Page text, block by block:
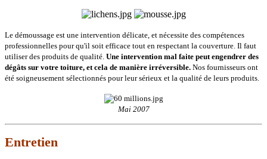
Le démoussage est une intervention délicate, et nécessite des compétences
professionnelles pour qu'il soit efficace tout en respectant la couverture. Il faut
utiliser des produits de qualité. Une intervention mal faite peut engendrer des
dégâts sur votre toiture, et cela de manière irréversible. Nos fournisseurs ont
été soigneusement sélectionnés pour leur sérieux et la qualité de leurs produits.
Mai 2007
Entretien